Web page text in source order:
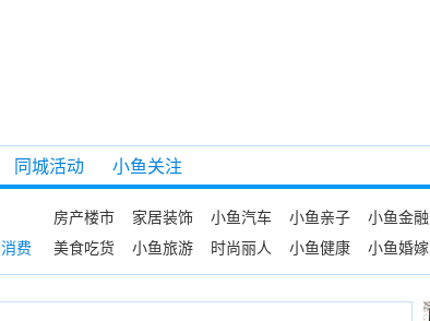
同城活动 小鱼关注
消费
房产楼市 家居装饰 小鱼汽车 小鱼亲子
小鱼金融
美食吃货
小鱼旅游 时尚丽人 小鱼健康 小鱼婚嫁